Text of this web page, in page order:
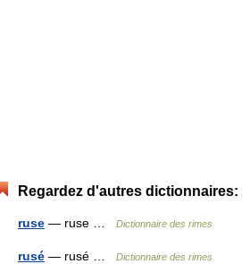
Regardez d'autres dictionnaires:
ruse — ruse … Dictionnaire des rimes
rusé — rusé … Dictionnaire des rimes